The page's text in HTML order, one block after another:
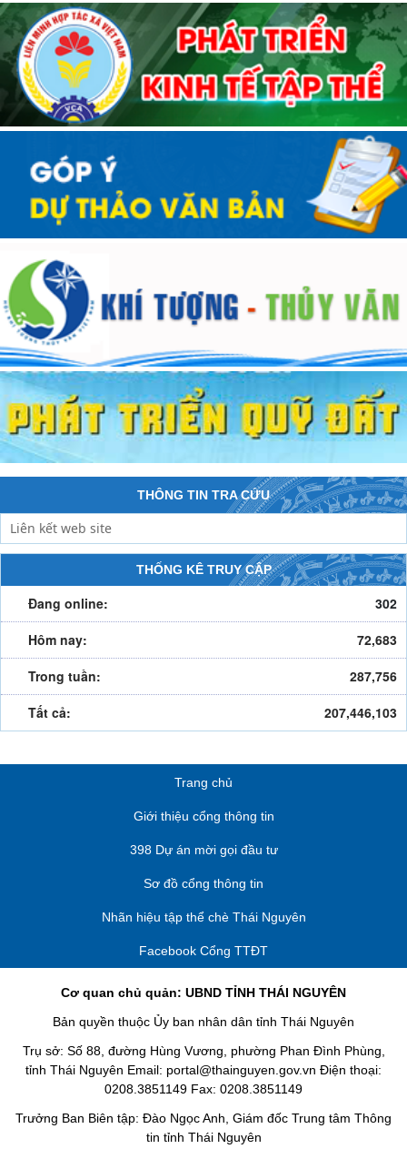
THÔNG TIN TRA CỨU
THỐNG KÊ TRUY CẬP
Đang online:
302
Hôm nay:
72,683
Trong tuần:
287,756
Tất cả:
207,446,103
Trang chủ
Giới thiệu cổng thông tin
398 Dự án mời gọi đầu tư
Sơ đồ cổng thông tin
Nhãn hiệu tập thể chè Thái Nguyên
Facebook Cổng TTĐT
Cơ quan chủ quản: UBND TỈNH THÁI NGUYÊN
Bản quyền thuộc Ủy ban nhân dân tỉnh Thái Nguyên
Trụ sở: Số 88, đường Hùng Vương, phường Phan Đình Phùng,
tỉnh Thái Nguyên Email: portal@thainguyen.gov.vn Điện thoại:
0208.3851149 Fax: 0208.3851149
Trưởng Ban Biên tập: Đào Ngọc Anh, Giám đốc Trung tâm Thông
tin tỉnh Thái Nguyên